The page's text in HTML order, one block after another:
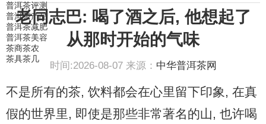
普洱茶评测
普洱茶产品
普洱茶减肥
普洱茶美容
茶商茶农
茶具茶几
老同志巴: 喝了酒之后, 他想起了
从那时开始的气味
时间:2026-08-07 来源： 中华普洱茶网
不是所有的茶, 饮料都会在心里留下印象, 在真
假的世界里, 即使是那些非常著名的山, 也许喝